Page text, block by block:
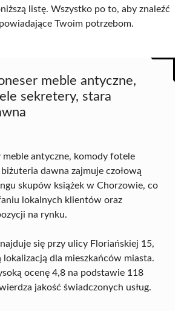
listę. Wszystko po to, aby znaleźć
Twoim potrzebom.
meble antyczne,
sekretery, stara
meble antyczne, komody fotele
dawna zajmuje czołową
skupów książek w Chorzowie, co
lokalnych klientów oraz
na rynku.
się przy ulicy Floriańskiej 15,
lokalizacją dla mieszkańców miasta.
ocenę 4,8 na podstawie 118
jakość świadczonych usług.